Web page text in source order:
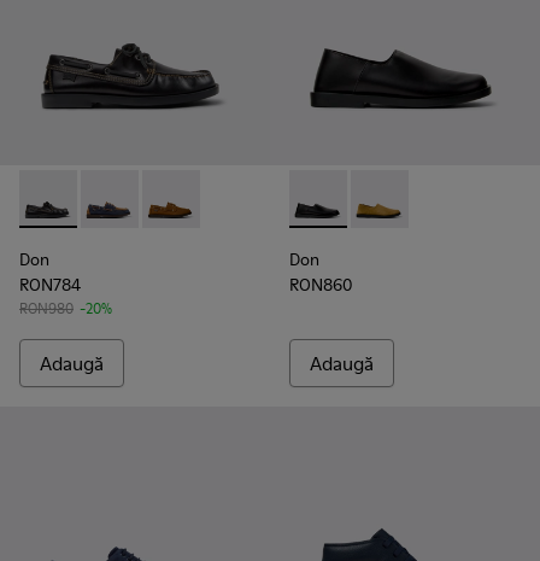
Don - K101013-004 - Mocasini/Pantofi nautici din piele
Don - K101013-006 - Mocasini nautici din nubuc
Don - K101013-005 - Mocasini nautici din
Don
RON784
RON980 -20%
Adaugă
Don - K101089-001 -
Don - K101089-002
Don
RON860
Adaugă